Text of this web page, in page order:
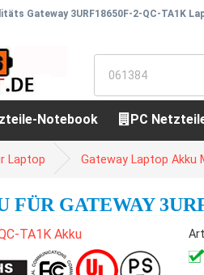
Gateway 3URF18650F-2-QC-TA1K
Notebook PC
Laptop Gateway Laptop Akku
FÜR GATEWAY